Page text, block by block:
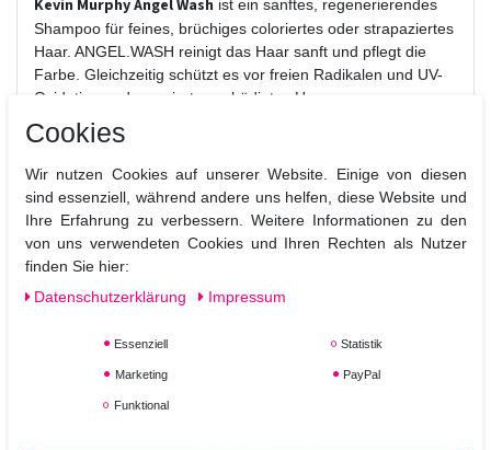
Kevin Murphy Angel Wash ist ein sanftes, regenerierendes
Shampoo für feines, brüchiges coloriertes oder strapaziertes
Haar. ANGEL.WASH reinigt das Haar sanft und pflegt die
Farbe. Gleichzeitig schützt es vor freien Radikalen und UV-
Oxidation und repariert geschädigtes Haar.
Anwendung:
und Kopfhaut einmassieren, auswaschen und bei Bedarf
wiederholen. Für optimale Ergebnisse anschließend
ANGEL.RINSE verwenden.
Eigenschaft:
Frei von Sulfaten. Frei von Parabenen. Schenkt dem Haar
Schützt die Haarfarbe.
Reich an Antioxidantien.
Cookies
Wir nutzen Cookies auf unserer Website. Einige von diesen
sind essenziell, während andere uns helfen, diese Website und
Ihre Erfahrung zu verbessern. Weitere Informationen zu den
von uns verwendeten Cookies und Ihren Rechten als Nutzer
finden Sie hier:
Daten­schutz­erklärung
Impressum
Essenziell Statistik
Marketing PayPal
Funktional